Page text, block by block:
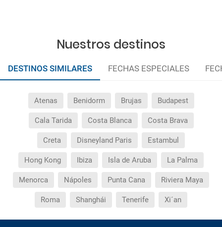
traslados?
Nuestros destinos
DESTINOS SIMILARES FECHAS ESPECIALES
Atenas Benidorm Brujas Budapest
Cala Tarida Costa Blanca Costa Brava
Creta Disneyland Paris Estambul
Hong Kong Ibiza Isla de Aruba La Palma
Menorca Nápoles Punta Cana Riviera Maya
Roma Shanghái Tenerife Xi´an